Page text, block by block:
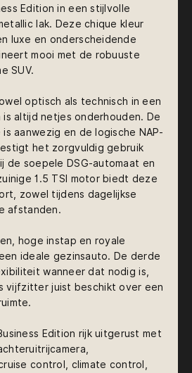
Edition in een stijlvolle
lak. Deze chique kleur
luxe en onderscheidende
mooi met de robuuste
SUV.
optisch als technisch in een
altijd netjes onderhouden. De
aanwezig en de logische NAP-
het zorgvuldig gebruik
de soepele DSG-automaat en
1.5 TSI motor biedt deze
zowel tijdens dagelijkse
afstanden.
hoge instap en royale
ideale gezinsauto. De derde
wanneer dat nodig is,
vijfzitter juist beschikt over een
Edition rijk uitgerust met
control, climate control,